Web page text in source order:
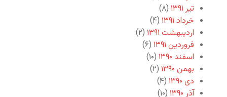
تیر ۱۳۹۱
(۸)
خرداد ۱۳۹۱
(۴)
اردیبهشت ۱۳۹۱
(۲)
فروردین ۱۳۹۱
(۶)
اسفند ۱۳۹۰
(۱۰)
بهمن ۱۳۹۰
(۲)
دی ۱۳۹۰
(۴)
آذر ۱۳۹۰
(۱۰)